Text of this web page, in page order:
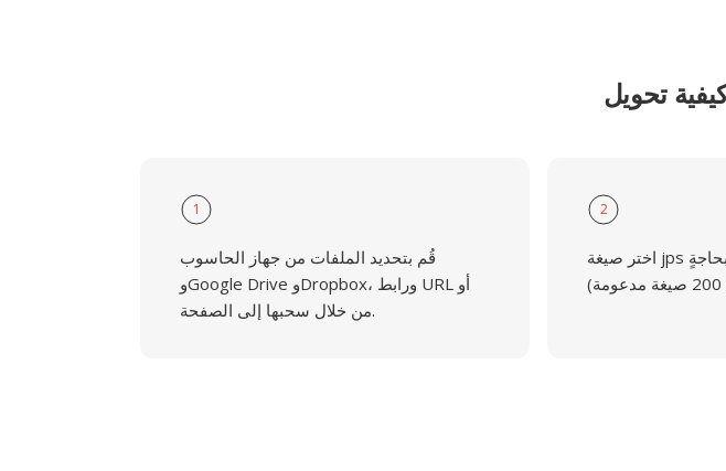
1
قُم بتحديد الملفات من جهاز الحاسوب
وGoogle Drive وDropbox، ورابط URL أو
من خلال سحبها إلى الصفحة.
2
اختر صيغة jps أو أية صيغة أخرى أنت بحاجةٍ